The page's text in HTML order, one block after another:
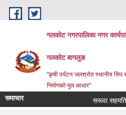
Skip to main content
गलकोट नगरपालिका नगर
गलकोट बागलुङ
"कृषी पर्यटन जलश्रोत स्थानीय सिप
निर्माणको मुल आधार"
समाचार सरूवा सहमति